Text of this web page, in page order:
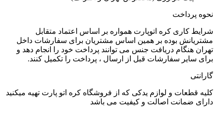
نحوه پرداخت
شرایط کاری کره اتوپارت همواره بر اساس اعتماد متقابل
مشتریانش بوده بر همین اساس مشتریان برای سفارشات داخل
تهران هنگام دریافت جنس می توانند پرداخت خود را انجام دهد و
برای سایر سفارشات قبل از ارسال ، پرداخت را تکمیل کنند.
گارانتی
کلیه قطعات و لوازم یدکی که از فروشگاه کره اتو پارت تهیه میکنید
دارای ضمانت اصالت و کیفیت می باشد